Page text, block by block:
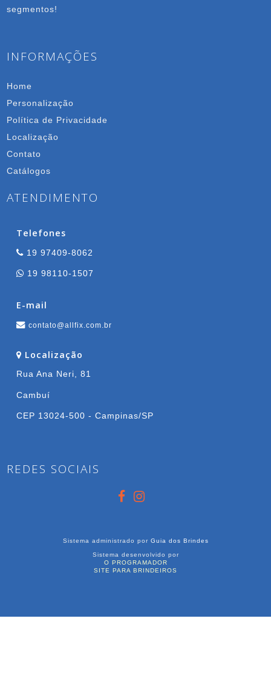
segmentos!
INFORMAÇÕES
Home
Personalização
Política de Privacidade
Localização
Contato
Catálogos
ATENDIMENTO
Telefones
19 97409-8062
19 98110-1507
E-mail
contato@allfix.com.br
Localização
Rua Ana Neri, 81
Cambuí
CEP 13024-500 - Campinas/SP
REDES SOCIAIS
Sistema administrado por Guia dos Brindes
Sistema desenvolvido por
O PROGRAMADOR
SITE PARA BRINDEIROS